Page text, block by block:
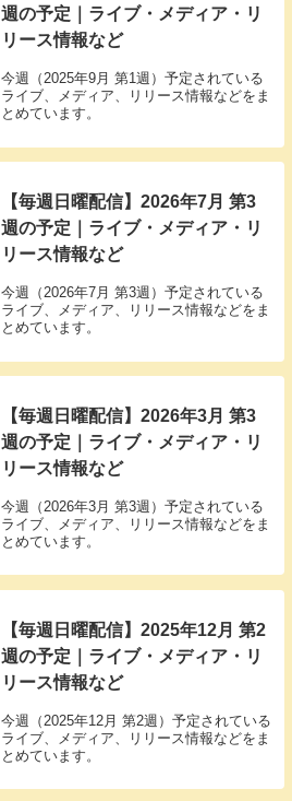
週の予定｜ライブ・メディア・リ
リース情報など
今週（2025年9月 第1週）予定されている
ライブ、メディア、リリース情報などをま
とめています。
【毎週日曜配信】2026年7月 第3
週の予定｜ライブ・メディア・リ
リース情報など
今週（2026年7月 第3週）予定されている
ライブ、メディア、リリース情報などをま
とめています。
【毎週日曜配信】2026年3月 第3
週の予定｜ライブ・メディア・リ
リース情報など
今週（2026年3月 第3週）予定されている
ライブ、メディア、リリース情報などをま
とめています。
【毎週日曜配信】2025年12月 第2
週の予定｜ライブ・メディア・リ
リース情報など
今週（2025年12月 第2週）予定されている
ライブ、メディア、リリース情報などをま
とめています。